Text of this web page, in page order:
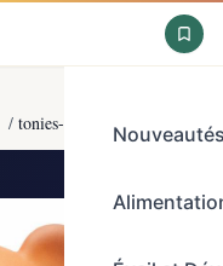
/ tonies-veilleuse Doudou